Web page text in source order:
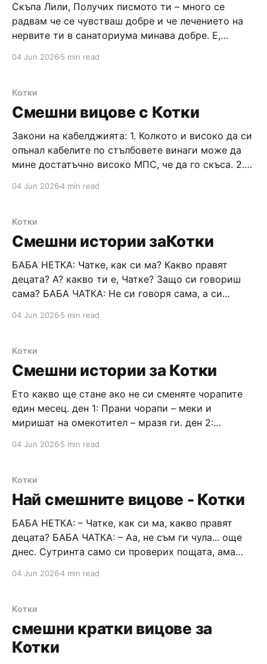
Cкъпа Лили, Получих писмото ти – много се
радвам че се чувстваш добре и че лечението на
нервите ти в санаториума минава добре. Е,
04 Jun 2026 5 min read
Котки
Смешни вицове с Котки
Закони на кабелджията: 1. Колкото и високо да си
опънал кабелите по стълбовете винаги може да
мине достатъчно високо МПС, че да го скъса. 2.
04 Jun 20264 min read
Котки
Смешни истории заКотки
БАБА НЕТКА: Чатке, как си ма? Какво правят
децата? А? какво ти е, Чатке? Защо си говориш
сама? БАБА ЧАТКА: Не си говоря сама, а си
04 Jun 2026 5 min read
Котки
Смешни истории за Котки
Ето какво ще стане ако не си сменяте чорапите
един месец. ден 1: Прани чорапи – меки и
миришат на омекотител – мразя ги. ден 2:
04 Jun 2026 5 min read
Котки
Най смешните вицове - Котки
БАБА НЕТКА: – Чатке, как си ма, какво правят
децата? БАБА ЧАТКА: – Аа, не съм ги чула... още
днес. Сутринта само си проверих пощата, ама
си пусна скайпа
04 Jun 20264 min read
Котки
смешни кратки вицове за
Котки